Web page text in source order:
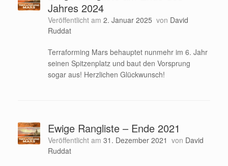
Jahres 2024
Veröffentlicht am 2. Januar 2025 von David
Ruddat
Terraforming Mars behauptet nunmehr im 6. Jahr
seinen Spitzenplatz und baut den Vorsprung
sogar aus! Herzlichen Glückwunsch!
Ewige Rangliste – Ende 2021
Veröffentlicht am 31. Dezember 2021 von David
Ruddat